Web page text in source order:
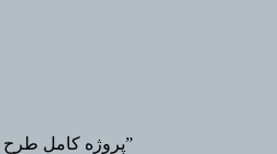
Be the first to review “پروژه کامل طرح اقامتی”